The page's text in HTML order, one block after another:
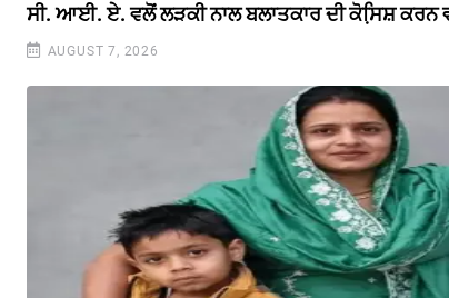
ਸੀ. ਆਈ. ਏ. ਵਲੋਂ ਲੜਕੀ ਨਾਲ ਬਲਾਤਕਾਰ ਦੀ ਕੋਸਿ਼ਸ਼ ਕਰਨ
AUGUST 7, 2026